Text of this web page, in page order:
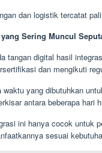
dan logistik tercatat
yang Sering Muncul
tangan digital hasil
dan mengikuti
waktu yang dibutuhkan
antara beberapa hari
ini hanya cocok untuk
sesuai